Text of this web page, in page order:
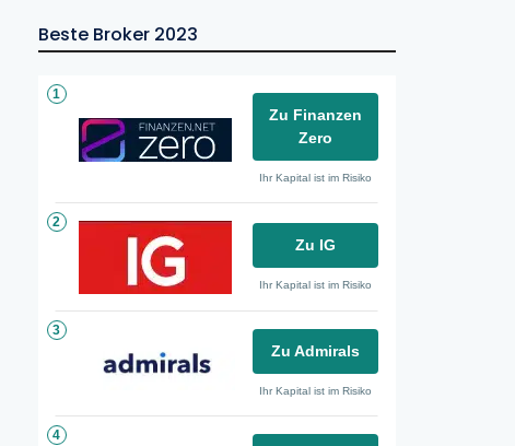
Beste Broker 2023
1
Zu Finanzen
Zero
Ihr Kapital ist im Risiko
2
Zu IG
Ihr Kapital ist im Risiko
3
Zu Admirals
Ihr Kapital ist im Risiko
4